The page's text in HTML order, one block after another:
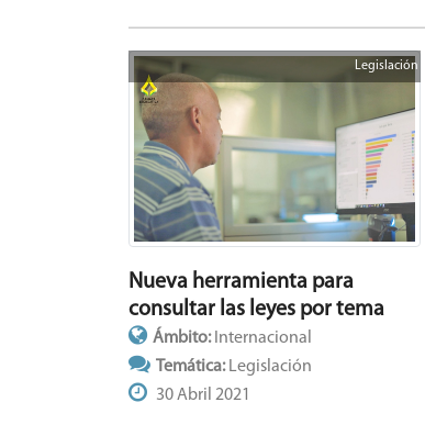
Legislación
Nueva herramienta para
consultar las leyes por tema
Ámbito:Internacional
Temática:Legislación
30 Abril 2021